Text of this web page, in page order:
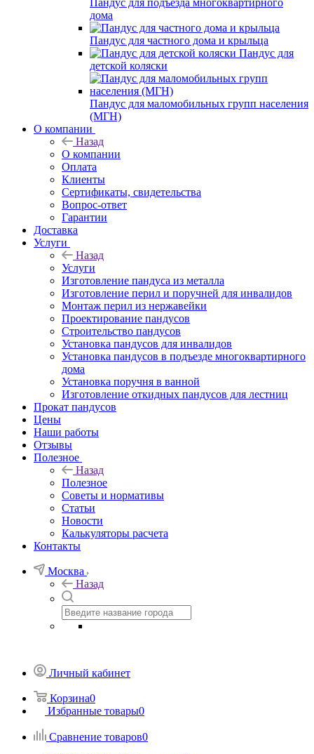
Пандус для подъезда многоквартирного
дома
Пандус для частного дома и крыльца
Пандус для
детской коляски
Пандус для маломобильных групп населения
(МГН)
О компании
Назад
О компании
Оплата
Клиенты
Сертификаты, свидетельства
Вопрос-ответ
Гарантии
Доставка
Услуги
Назад
Услуги
Изготовление пандуса из металла
Изготовление перил и поручней для инвалидов
Монтаж перил из нержавейки
Проектирование пандусов
Строительство пандусов
Установка пандусов для инвалидов
Установка пандусов в подъезде многоквартирного
дома
Установка поручня в ванной
Изготовление откидных пандусов для лестниц
Прокат пандусов
Цены
Наши работы
Отзывы
Полезное
Назад
Полезное
Советы и нормативы
Статьи
Новости
Калькуляторы расчета
Контакты
Москва
Назад
Личный кабинет
Корзина0
Избранные товары0
Сравнение товаров0